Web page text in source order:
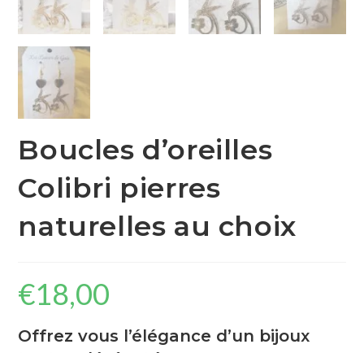
Boucles d’oreilles
Colibri pierres
naturelles au choix
€18,00
Offrez vous l’élégance d’un bijoux